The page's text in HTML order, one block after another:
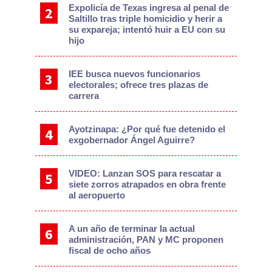
Expolicía de Texas ingresa al penal de
Saltillo tras triple homicidio y herir a
su expareja; intentó huir a EU con su
hijo
IEE busca nuevos funcionarios
electorales; ofrece tres plazas de
carrera
Ayotzinapa: ¿Por qué fue detenido el
exgobernador Ángel Aguirre?
VIDEO: Lanzan SOS para rescatar a
siete zorros atrapados en obra frente
al aeropuerto
A un año de terminar la actual
administración, PAN y MC proponen
fiscal de ocho años